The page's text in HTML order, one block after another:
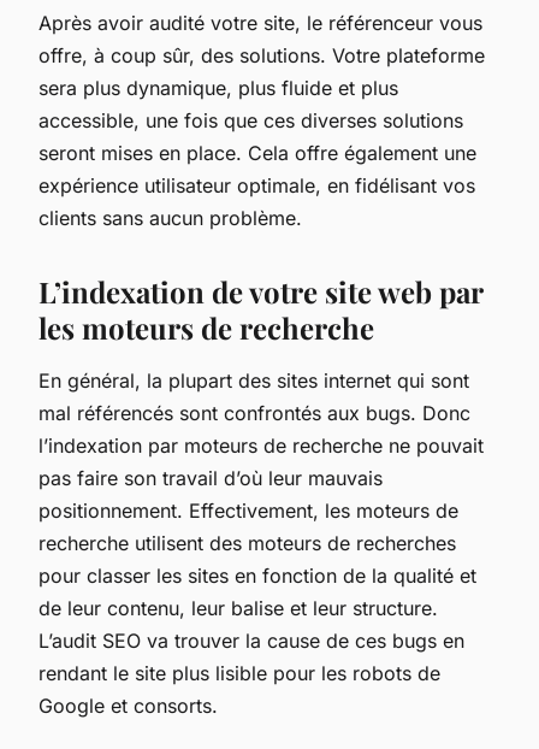
Après avoir audité votre site, le référenceur vous
offre, à coup sûr, des solutions. Votre plateforme
sera plus dynamique, plus fluide et plus
accessible, une fois que ces diverses solutions
seront mises en place. Cela offre également une
expérience utilisateur optimale, en fidélisant vos
clients sans aucun problème.
L’indexation de votre site web par
les moteurs de recherche
En général, la plupart des sites internet qui sont
mal référencés sont confrontés aux bugs. Donc
l’indexation par moteurs de recherche ne pouvait
pas faire son travail d’où leur mauvais
positionnement. Effectivement, les moteurs de
recherche utilisent des moteurs de recherches
pour classer les sites en fonction de la qualité et
de leur contenu, leur balise et leur structure.
L’audit SEO va trouver la cause de ces bugs en
rendant le site plus lisible pour les robots de
Google et consorts.